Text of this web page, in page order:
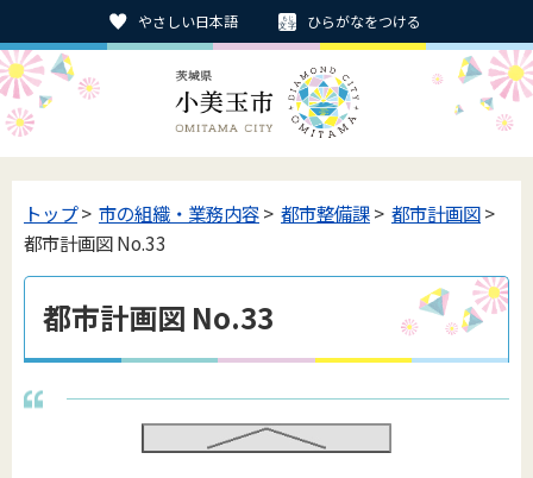
やさしい日本語 ひらがなをつける
トップ> 市の組織・業務内容> 都市整備課> 都市計画図>
都市計画図 No.33
都市計画図 No.33